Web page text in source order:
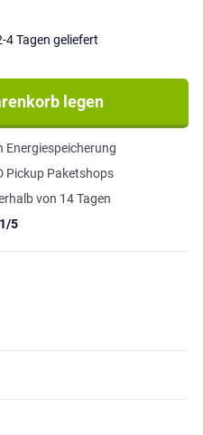
4 Tagen geliefert
legen
Energiespeicherung
Pickup Paketshops
von 14 Tagen
5